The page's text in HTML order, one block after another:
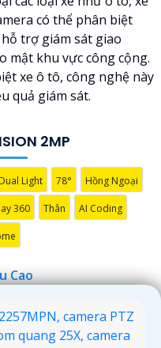
Camera Kbvision chính
trường. Hãy đến với
nhất và nhận được sự
an ninh cần thiết!"
sẽ giúp bạn thành công
cơ hội bán hàng của
có thể phân biệt
trợ giám sát giao
mật khu vực công cộng.
xe ô tô, công nghệ này
quả giám sát.
2MP
Dual Light 78° Hồng Ngoại
360 Thân AI Coding
Cao